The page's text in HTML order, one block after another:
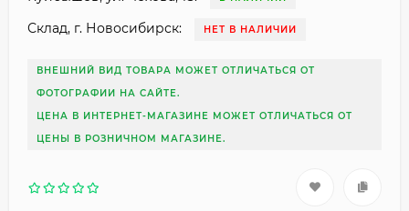
Склад, г. Новосибирск: НЕТ В НАЛИЧИИ
ВНЕШНИЙ ВИД ТОВАРА МОЖЕТ ОТЛИЧАТЬСЯ ОТ
ФОТОГРАФИИ НА САЙТЕ.
ЦЕНА В ИНТЕРНЕТ-МАГАЗИНЕ МОЖЕТ ОТЛИЧАТЬСЯ ОТ
ЦЕНЫ В РОЗНИЧНОМ МАГАЗИНЕ.